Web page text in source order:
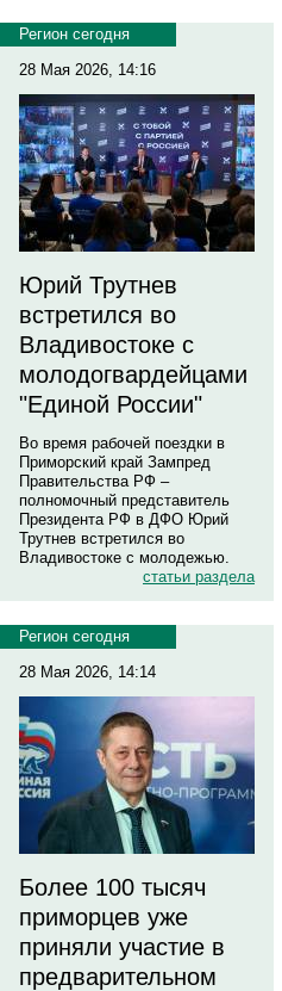
Регион сегодня
28 Мая 2026, 14:16
Юрий Трутнев
встретился во
Владивостоке с
молодогвардейцами
"Единой России"
Во время рабочей поездки в
Приморский край Зампред
Правительства РФ –
полномочный представитель
Президента РФ в ДФО Юрий
Трутнев встретился во
Владивостоке с молодежью.
статьи раздела
Регион сегодня
28 Мая 2026, 14:14
Более 100 тысяч
приморцев уже
приняли участие в
предварительном